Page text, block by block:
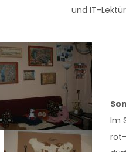
und IT-
Im